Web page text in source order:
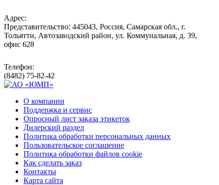
Адрес:
Представительство: 445043, Россия, Самарская обл., г.
Тольятти, Автозаводский район, ул. Коммунальная, д. 39,
офис 628
Телефон:
(8482) 75-82-42
О компании
Поддержка и сервис
Опросный лист заказа этикеток
Дилерский раздел
Политика обработки персональных данных
Пользовательское соглашение
Политика обработки файлов cookie
Как сделать заказ
Контакты
Карта сайта